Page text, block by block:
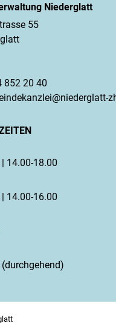
Niederglatt
55
852 20 40
14.00-18.00
14.00-16.00